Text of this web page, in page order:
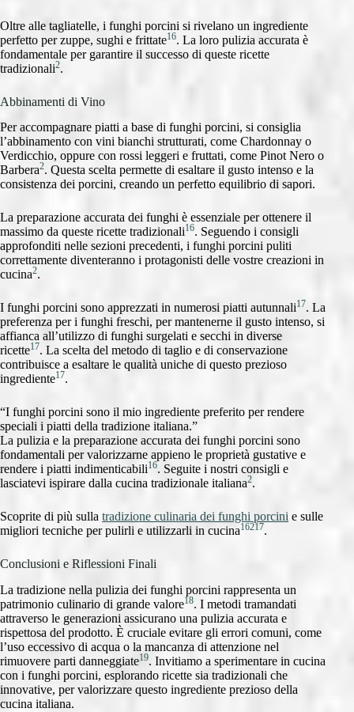
Oltre alle tagliatelle, i funghi porcini si rivelano un ingrediente
perfetto per zuppe, sughi e frittate16. La loro pulizia accurata è
fondamentale per garantire il successo di queste ricette
tradizionali2.
Abbinamenti di Vino
Per accompagnare piatti a base di funghi porcini, si consiglia
l’abbinamento con vini bianchi strutturati, come Chardonnay o
Verdicchio, oppure con rossi leggeri e fruttati, come Pinot Nero o
Barbera2. Questa scelta permette di esaltare il gusto intenso e la
consistenza dei porcini, creando un perfetto equilibrio di sapori.
La preparazione accurata dei funghi è essenziale per ottenere il
massimo da queste ricette tradizionali16. Seguendo i consigli
approfonditi nelle sezioni precedenti, i funghi porcini puliti
correttamente diventeranno i protagonisti delle vostre creazioni in
cucina2.
I funghi porcini sono apprezzati in numerosi piatti autunnali17. La
preferenza per i funghi freschi, per mantenerne il gusto intenso, si
affianca all’utilizzo di funghi surgelati e secchi in diverse
ricette17. La scelta del metodo di taglio e di conservazione
contribuisce a esaltare le qualità uniche di questo prezioso
ingrediente17.
“I funghi porcini sono il mio ingrediente preferito per rendere
speciali i piatti della tradizione italiana.”
La pulizia e la preparazione accurata dei funghi porcini sono
fondamentali per valorizzarne appieno le proprietà gustative e
rendere i piatti indimenticabili16. Seguite i nostri consigli e
lasciatevi ispirare dalla cucina tradizionale italiana2.
Scoprite di più sulla tradizione culinaria dei funghi porcini e sulle
migliori tecniche per pulirli e utilizzarli in cucina16217.
Conclusioni e Riflessioni Finali
La tradizione nella pulizia dei funghi porcini rappresenta un
patrimonio culinario di grande valore18. I metodi tramandati
attraverso le generazioni assicurano una pulizia accurata e
rispettosa del prodotto. È cruciale evitare gli errori comuni, come
l’uso eccessivo di acqua o la mancanza di attenzione nel
rimuovere parti danneggiate19. Invitiamo a sperimentare in cucina
con i funghi porcini, esplorando ricette sia tradizionali che
innovative, per valorizzare questo ingrediente prezioso della
cucina italiana.